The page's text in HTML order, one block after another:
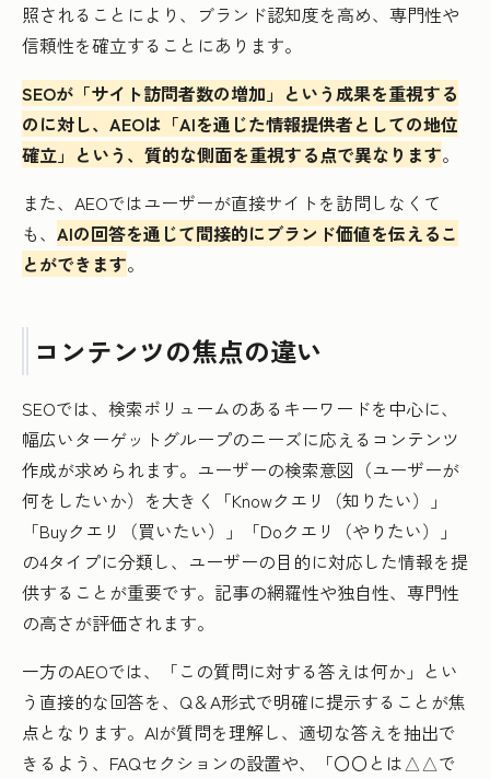
照されることにより、ブランド認知度を高め、専門性や
信頼性を確立することにあります。
SEOが「サイト訪問者数の増加」という成果を重視する
のに対し、AEOは「AIを通じた情報提供者としての地位
確立」という、質的な側面を重視する点で異なります。
また、AEOではユーザーが直接サイトを訪問しなくて
も、 AIの回答を通じて間接的にブランド価値を伝えるこ
とができます。
コンテンツの焦点の違い
SEOでは、検索ボリュームのあるキーワードを中心に、
幅広いターゲットグループのニーズに応えるコンテンツ
作成が求められます。ユーザーの検索意図（ユーザーが
何をしたいか）を大きく「Knowクエリ（知りたい）」
「Buyクエリ（買いたい）」「Doクエリ（やりたい）」
の4タイプに分類し、ユーザーの目的に対応した情報を提
供することが重要です。記事の網羅性や独自性、専門性
の高さが評価されます。
一方のAEOでは、「この質問に対する答えは何か」とい
う直接的な回答を、Q＆A形式で明確に提示することが焦
点となります。AIが質問を理解し、適切な答えを抽出で
きるよう、FAQセクションの設置や、「〇〇とは△△で